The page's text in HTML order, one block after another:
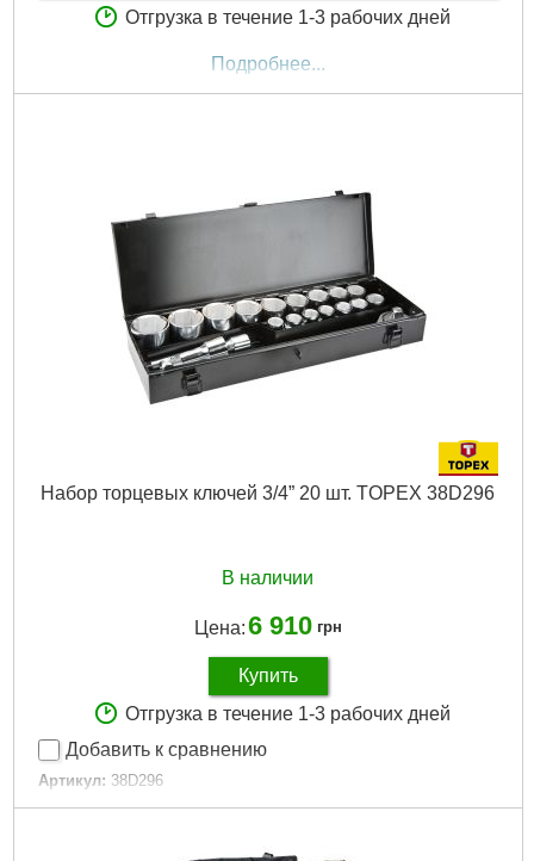
Отгрузка в течение 1-3 рабочих дней
Подробнее...
Набор торцевых ключей 3/4” 20 шт. TOPEX 38D296
В наличии
Цена:6 910 грн
Купить
Отгрузка в течение 1-3 рабочих дней
Добавить к сравнению
Артикул: 38D296
Код товара: 17.26.97
хромованадиевая сталь